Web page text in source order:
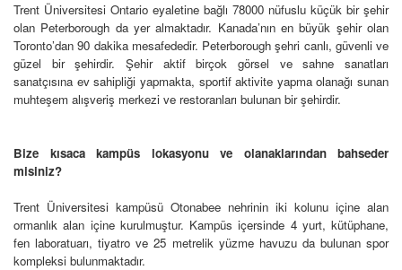
Trent Üniversitesi Ontario eyaletine bağlı 78000 nüfuslu küçük bir şehir
olan Peterborough da yer almaktadır. Kanada’nın en büyük şehir olan
Toronto’dan 90 dakika mesafededir. Peterborough şehri canlı, güvenli ve
güzel bir şehirdir. Şehir aktif birçok görsel ve sahne sanatları
sanatçısına ev sahipliği yapmakta, sportif aktivite yapma olanağı sunan
muhteşem alışveriş merkezi ve restoranları bulunan bir şehirdir.
Bize kısaca kampüs lokasyonu ve olanaklarından bahseder
misiniz?
Trent Üniversitesi kampüsü Otonabee nehrinin iki kolunu içine alan
ormanlık alan içine kurulmuştur. Kampüs içersinde 4 yurt, kütüphane,
fen laboratuarı, tiyatro ve 25 metrelik yüzme havuzu da bulunan spor
kompleksi bulunmaktadır.